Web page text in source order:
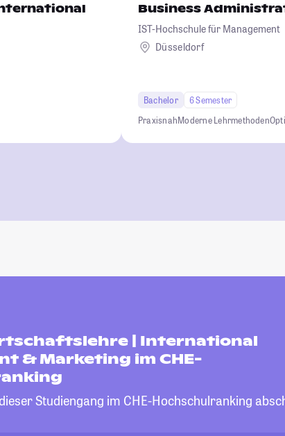
Business
IST-Hochschule für Management
Düsseldorf
Bachelor
6 Semester
PraxisnahModerne Lehrmethoden
| International
& Marketing im CHE-
Studiengang im CHE-Hochschulranking